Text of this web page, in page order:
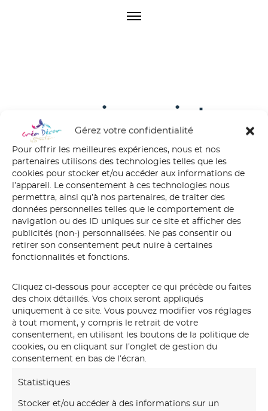
Gérez votre confidentialité
Pour offrir les meilleures expériences, nous et nos
partenaires utilisons des technologies telles que les
cookies pour stocker et/ou accéder aux informations de
l’appareil. Le consentement à ces technologies nous
permettra, ainsi qu’à nos partenaires, de traiter des
données personnelles telles que le comportement de
navigation ou des ID uniques sur ce site et afficher des
publicités (non-) personnalisées. Ne pas consentir ou
retirer son consentement peut nuire à certaines
fonctionnalités et fonctions.
Cliquez ci-dessous pour accepter ce qui précède ou faites
des choix détaillés. Vos choix seront appliqués
uniquement à ce site. Vous pouvez modifier vos réglages
à tout moment, y compris le retrait de votre
consentement, en utilisant les boutons de la politique de
cookies, ou en cliquant sur l’onglet de gestion du
consentement en bas de l’écran.
Statistiques
Stocker et/ou accéder à des informations sur un
O
papier-peint-
rouleau